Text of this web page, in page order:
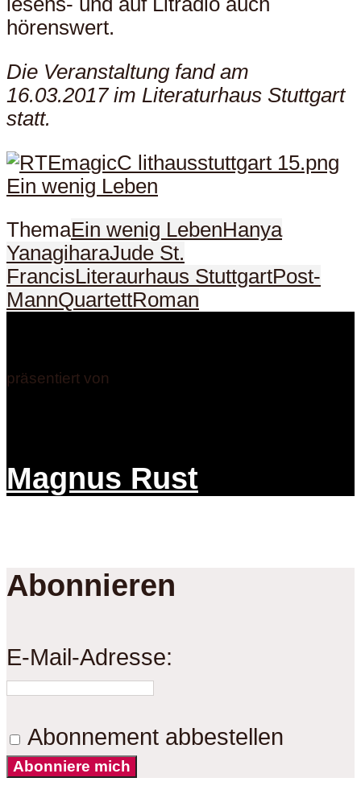
hörenswert.
Die Veranstaltung fand am
16.03.2017 im Literaturhaus Stuttgart
statt.
ThemaEin wenig LebenHanya
YanagiharaJude St.
FrancisLiteraurhaus StuttgartPost-
MannQuartettRoman
präsentiert von
Magnus Rust
Abonnieren
E-Mail-Adresse:
Abonnement abbestellen
Abonniere mich